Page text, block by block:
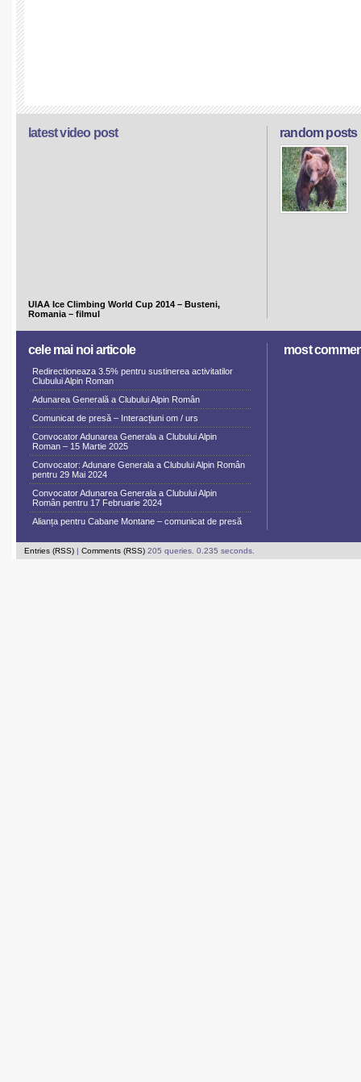
random posts
latest video post
UIAA Ice Climbing World Cup 2014 – Busteni,
Romania – filmul
cele mai noi articole
Redirectioneaza 3.5% pentru sustinerea activitatilor
Clubului Alpin Roman
Adunarea Generală a Clubului Alpin Român
Comunicat de presă – Interacțiuni om / urs
Convocator Adunarea Generala a Clubului Alpin
Roman – 15 Martie 2025
Convocator: Adunare Generala a Clubului Alpin Român
pentru 29 Mai 2024
Convocator Adunarea Generala a Clubului Alpin
Român pentru 17 Februarie 2024
Alianța pentru Cabane Montane – comunicat de presă
most
Entries (RSS) | Comments (RSS) 205 queries. 0.235 seconds.